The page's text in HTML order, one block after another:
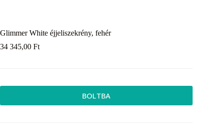
Glimmer White éjjeliszekrény, fehér
34 345,00 Ft
BOLTBA